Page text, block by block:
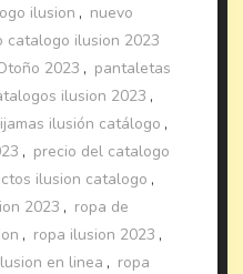
ilusion , nuevo
catalogo ilusion 2023
2023 , pantaletas
ilusion 2023 ,
ilusión catálogo ,
, precio del catalogo
ilusion catalogo ,
2023 , ropa de
, ropa ilusion 2023 ,
en linea , ropa